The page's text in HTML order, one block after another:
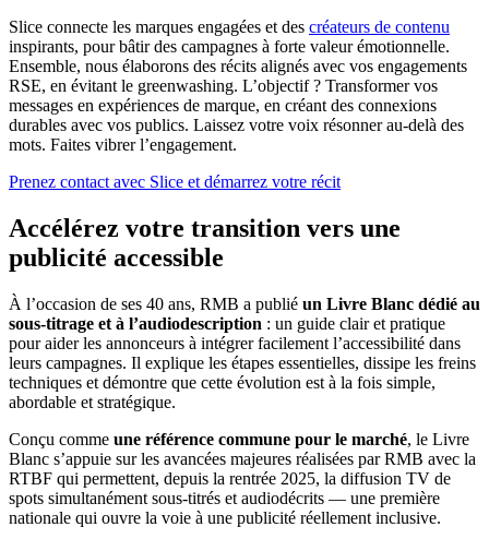
Slice connecte les marques engagées et des créateurs de contenu
inspirants, pour bâtir des campagnes à forte valeur émotionnelle.
Ensemble, nous élaborons des récits alignés avec vos engagements
RSE, en évitant le greenwashing. L’objectif ? Transformer vos
messages en expériences de marque, en créant des connexions
durables avec vos publics. Laissez votre voix résonner au-delà des
mots. Faites vibrer l’engagement.
Prenez contact avec Slice et démarrez votre récit
Accélérez votre transition vers une
publicité accessible
À l’occasion de ses 40 ans, RMB a publié un Livre Blanc dédié au
sous-titrage et à l’audiodescription : un guide clair et pratique
pour aider les annonceurs à intégrer facilement l’accessibilité dans
leurs campagnes. Il explique les étapes essentielles, dissipe les freins
techniques et démontre que cette évolution est à la fois simple,
abordable et stratégique.
Conçu comme une référence commune pour le marché, le Livre
Blanc s’appuie sur les avancées majeures réalisées par RMB avec la
RTBF qui permettent, depuis la rentrée 2025, la diffusion TV de
spots simultanément sous-titrés et audiodécrits — une première
nationale qui ouvre la voie à une publicité réellement inclusive.